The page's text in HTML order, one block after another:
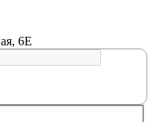
6Е